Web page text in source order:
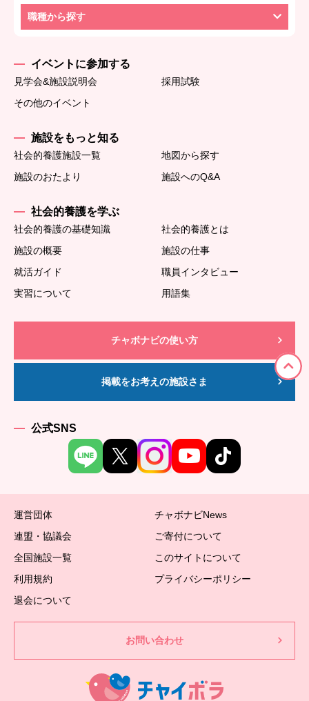
職種から探す
イベントに参加する
見学会&施設説明会
採用試験
その他のイベント
施設をもっと知る
社会的養護施設一覧
地図から探す
施設のおたより
施設へのQ&A
社会的養護を学ぶ
社会的養護の基礎知識
社会的養護とは
施設の概要
施設の仕事
就活ガイド
職員インタビュー
実習について
用語集
チャボナビの使い方
掲載をお考えの施設さま
公式SNS
運営団体
チャボナビNews
連盟・協議会
ご寄付について
全国施設一覧
このサイトについて
利用規約
プライバシーポリシー
退会について
お問い合わせ